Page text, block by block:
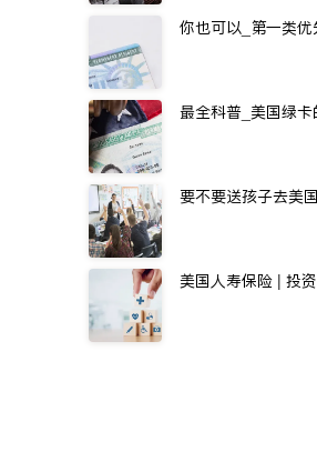
你也可以_第一类
最全科普_美国绿卡
要不要送孩子去美
美国人寿保险 | 投